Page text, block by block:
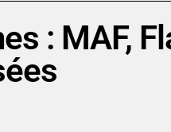
: MAF,